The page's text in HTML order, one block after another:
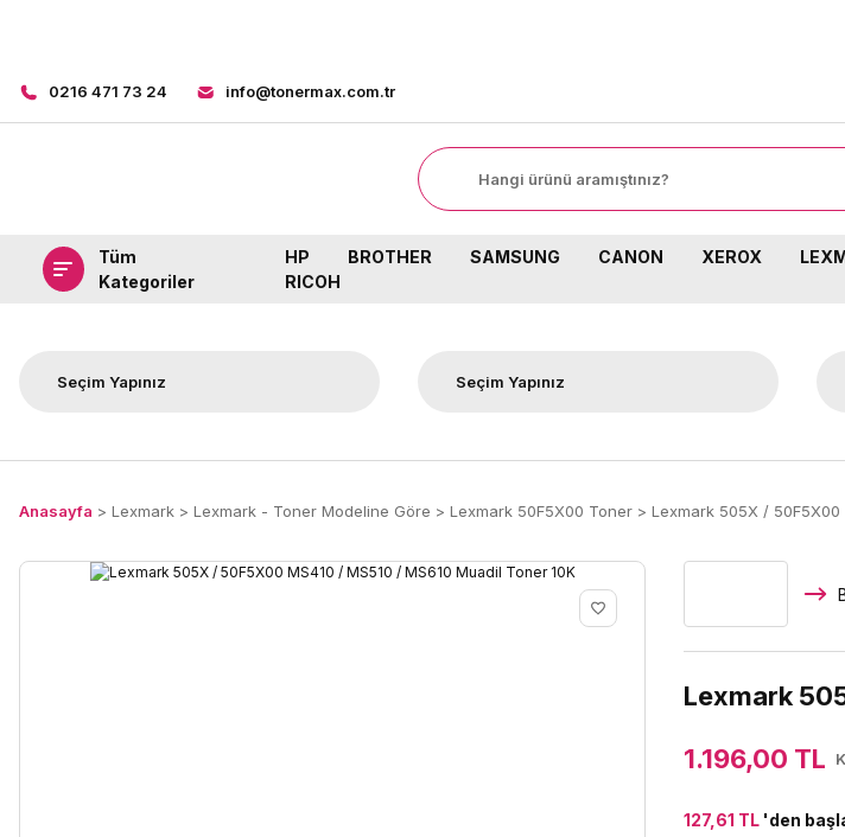
0216 471 73 24 info@tonermax.com.tr
Tüm
Kategoriler
HP BROTHER SAMSUNG CANON XEROX
RICOH
Anasayfa Lexmark Lexmark - Toner Modeline Göre Lexmark 50F5X00 Toner Lexmark 505X / 50F5X00
Lexmark
1.196,00 TL
127,61 TL 'den